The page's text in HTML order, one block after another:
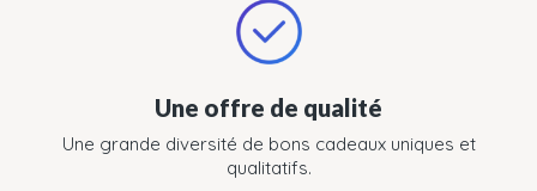
Une offre de qualité
Une grande diversité de bons cadeaux uniques et
qualitatifs.